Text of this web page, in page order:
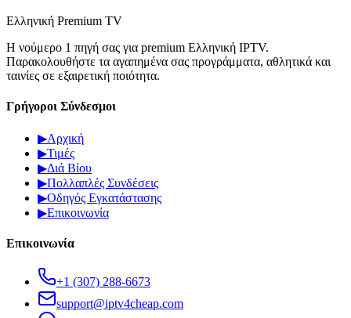
Ελληνική Premium TV
Η νούμερο 1 πηγή σας για premium Ελληνική IPTV.
Παρακολουθήστε τα αγαπημένα σας προγράμματα, αθλητικά και
ταινίες σε εξαιρετική ποιότητα.
Γρήγοροι Σύνδεσμοι
▶Αρχική
▶Τιμές
▶Διά Βίου
▶Πολλαπλές Συνδέσεις
▶Οδηγός Εγκατάστασης
▶Επικοινωνία
Επικοινωνία
+1 (307) 288-6673
support@iptv4cheap.com